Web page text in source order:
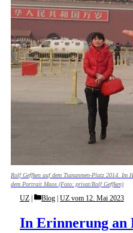
Rolf Geffken auf dem Tiananmen-Platz 2014. Im
dem Portrait Maos (Foto: privat/Rolf Geffken)
In Erinnerung an
UZ Categories
Blog UZ vom 12. Mai 2023